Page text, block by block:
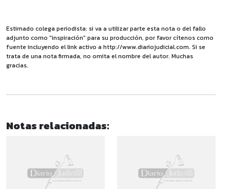
Estimado colega periodista: si va a utilizar parte esta nota o del fallo
adjunto como "inspiración" para su producción, por favor cítenos como
fuente incluyendo el link activo a http://www.diariojudicial.com. Si se
trata de una nota firmada, no omita el nombre del autor. Muchas
gracias.
Notas relacionadas: